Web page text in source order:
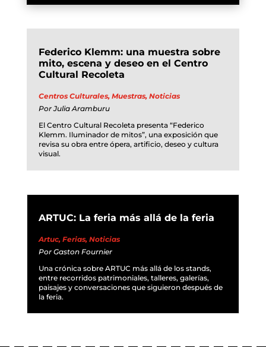
Federico Klemm: una muestra sobre
mito, escena y deseo en el Centro
Cultural Recoleta
Centros Culturales, Muestras, Noticias
PorJulia Aramburu
El Centro Cultural Recoleta presenta “Federico
Klemm. Iluminador de mitos”, una exposición que
revisa su obra entre ópera, artificio, deseo y cultura
visual.
ARTUC: La feria más allá de la feria
Artuc, Ferias, Noticias
Por Gaston Fournier
Una crónica sobre ARTUC más allá de los stands,
entre recorridos patrimoniales, talleres, galerías,
paisajes y conversaciones que siguieron después de
la feria.